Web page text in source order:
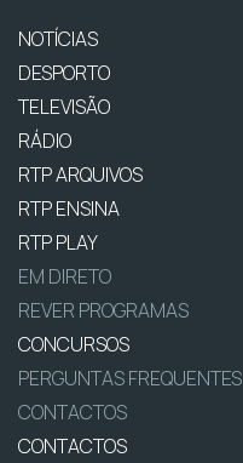
NOTÍCIAS
DESPORTO
TELEVISÃO
RÁDIO
RTP ARQUIVOS
RTP ENSINA
RTP PLAY
EM DIRETO
REVER PROGRAMAS
CONCURSOS
PERGUNTAS FREQUENTES
CONTACTOS
CONTACTOS